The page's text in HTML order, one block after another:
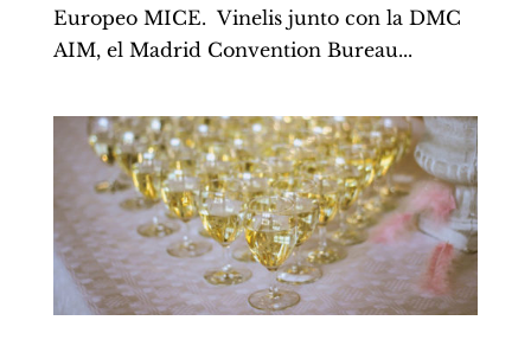
Europeo MICE. Vinelis junto con la DMC
AIM, el Madrid Convention Bureau...